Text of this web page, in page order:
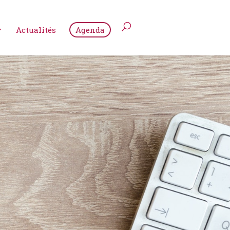
Actualités Agenda